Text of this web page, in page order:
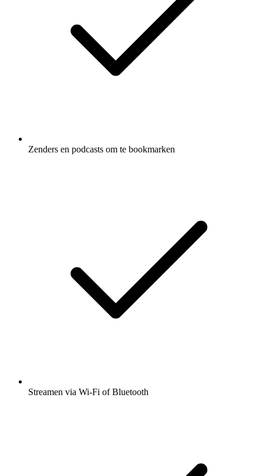
Zenders en podcasts om te bookmarken
Streamen via Wi-Fi of Bluetooth